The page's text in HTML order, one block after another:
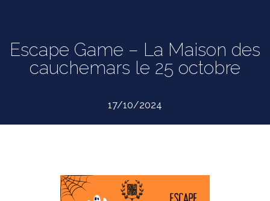
Escape Game – La Maison des
cauchemars le 25 octobre
17/10/2024